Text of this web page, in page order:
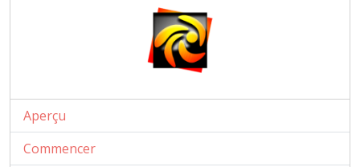
Aperçu
Commencer